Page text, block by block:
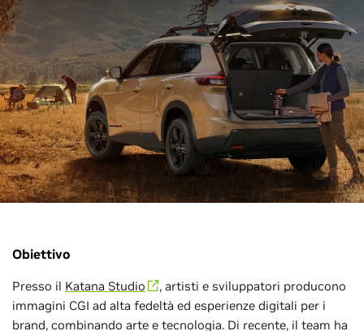
Obiettivo
Presso il Katana Studio
, artisti e sviluppatori producono
immagini CGI ad alta fedeltà ed esperienze digitali per i
brand, combinando arte e tecnologia. Di recente, il team ha